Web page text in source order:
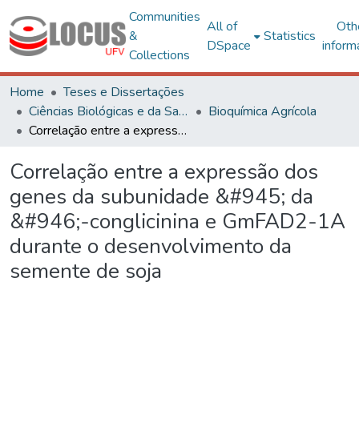
Communities
&
Collections
All of
DSpace
Statistics
Home
Teses e Dissertações
Ciências Biológicas e da Saúde
Bioquímica Agrícola
Correlação entre a expressão dos genes da subunidade &#945; da &#946;-conglicinina e GmFAD2-1A durante o desenvolvimento da semente de soja
Correlação entre a expressão dos
genes da subunidade &#945; da
&#946;-conglicinina e GmFAD2-1A
durante o desenvolvimento da
semente de soja